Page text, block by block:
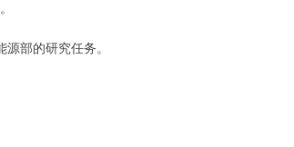
部的研究任务。